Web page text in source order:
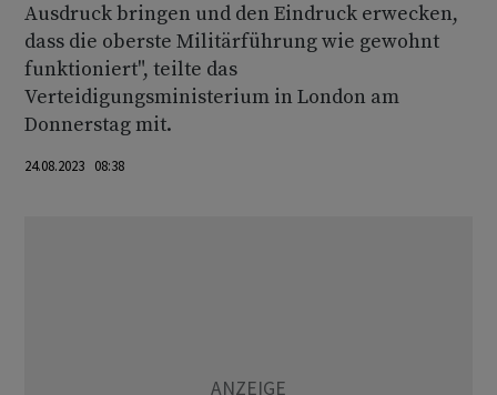
Ausdruck bringen und den Eindruck erwecken,
dass die oberste Militärführung wie gewohnt
funktioniert", teilte das
Verteidigungsministerium in London am
Donnerstag mit.
24.08.2023 08:38